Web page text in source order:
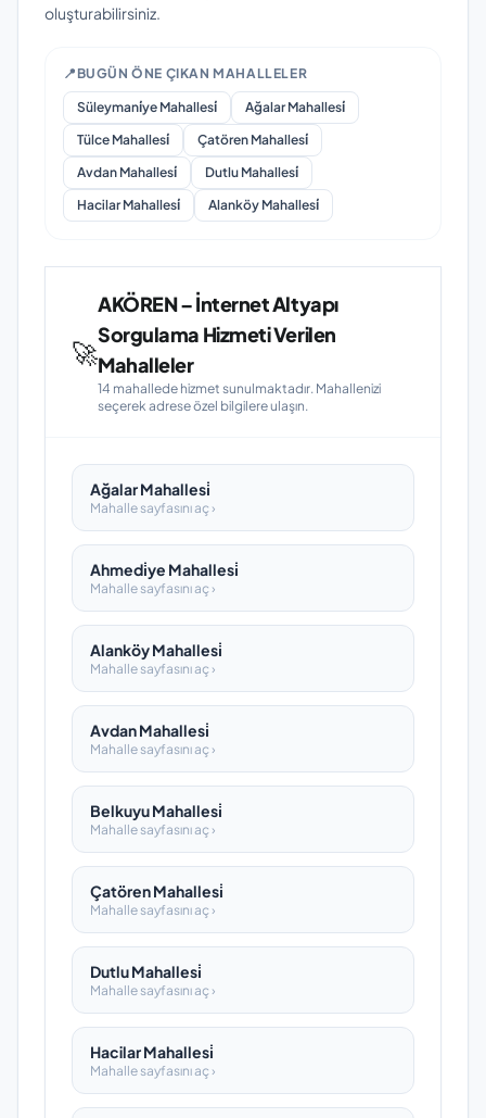
oluşturabilirsiniz.
📍 BUGÜN ÖNE ÇIKAN MAHALLELER
Süleymani̇ye Mahallesi̇
Ağalar Mahallesi̇
Tülce Mahallesi̇
Çatören Mahallesi̇
Avdan Mahallesi̇
Dutlu Mahallesi̇
Hacilar Mahallesi̇
Alanköy Mahallesi̇
🚀
AKÖREN – İnternet Altyapı
Sorgulama Hizmeti Verilen
Mahalleler
14 mahallede hizmet sunulmaktadır. Mahallenizi
seçerek adrese özel bilgilere ulaşın.
Ağalar Mahallesi̇
Mahalle sayfasını aç ›
Ahmedi̇ye Mahallesi̇
Mahalle sayfasını aç ›
Alanköy Mahallesi̇
Mahalle sayfasını aç ›
Avdan Mahallesi̇
Mahalle sayfasını aç ›
Belkuyu Mahallesi̇
Mahalle sayfasını aç ›
Çatören Mahallesi̇
Mahalle sayfasını aç ›
Dutlu Mahallesi̇
Mahalle sayfasını aç ›
Hacilar Mahallesi̇
Mahalle sayfasını aç ›